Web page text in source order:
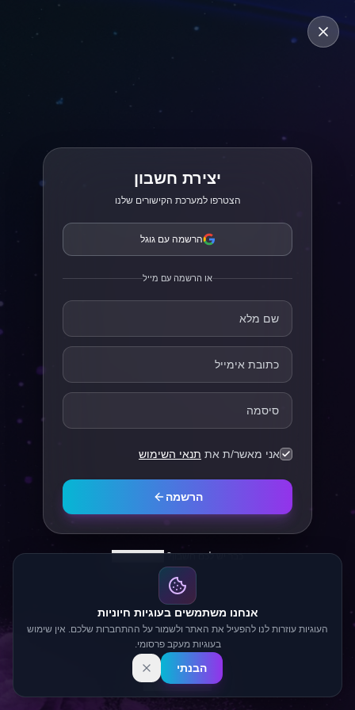
יצירת חשבון
הצטרפו למערכת הקישורים שלנו
הרשמה עם גוגל
או הרשמה עם מייל
אני מאשר/ת את תנאי השימוש
הרשמה
כבר יש לכם חשבון? התחברו כאן
אנחנו משתמשים בעוגיות חיוניות
העוגיות עוזרות לנו להפעיל את האתר ולשמור על ההתחברות שלכם. אין שימוש
בעוגיות מעקב פרסומי.
הבנתי